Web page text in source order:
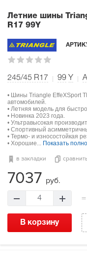
Летние шины
R17 99Y
245/45 R17 99 Y
• Шины Triangle EffeXSport
автомобилей.
• Летняя модель для
• Новинка 2023 года.
• Ультравысокая
• Спортивный
• Термо- и износостойкая
• Хорошие... Показать
в закладки
7037 руб.
4 =
В корзину